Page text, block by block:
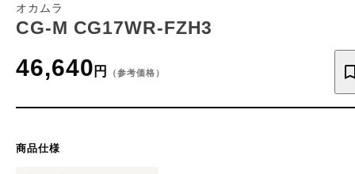
オカムラ
CG-M CG17WR-FZH3
46,640 円 （参考価格）
商品仕様